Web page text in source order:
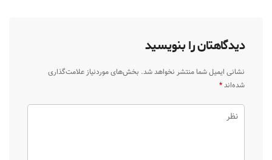
دیدگاهتان را بنویسید
نشانی ایمیل شما منتشر نخواهد شد. بخش‌های موردنیاز علامت‌گذاری
شده‌اند*